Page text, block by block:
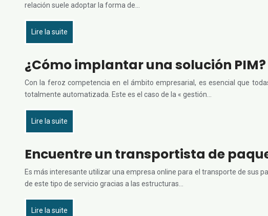
relación suele adoptar la forma de…
Lire la suite
¿Cómo implantar una solución PIM?
Con la feroz competencia en el ámbito empresarial, es esencial que
totalmente automatizada. Este es el caso de la « gestión…
Lire la suite
Encuentre un transportista de
Es más interesante utilizar una empresa online para el transporte de sus
de este tipo de servicio gracias a las estructuras…
Lire la suite